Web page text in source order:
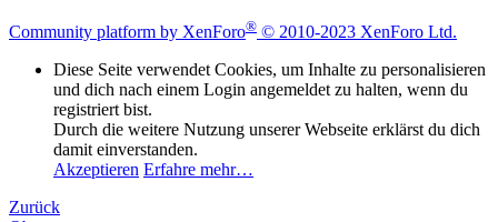
Community platform by XenForo® © 2010-2023 XenForo Ltd.
Diese Seite verwendet Cookies, um Inhalte zu personalisieren
und dich nach einem Login angemeldet zu halten, wenn du
registriert bist.
Durch die weitere Nutzung unserer Webseite erklärst du dich
damit einverstanden.
Akzeptieren Erfahre mehr…
Zurück